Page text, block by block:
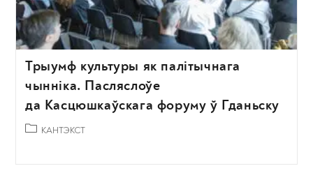
Трыумф культуры як палітычнага
чынніка. Пасляслоўе
да Касцюшкаўскага форуму ў Гданьску
КАНТЭКСТ